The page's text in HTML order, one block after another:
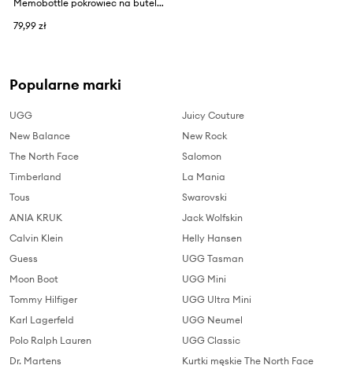
Memobottle pokrowiec na butelkę Original A7 180 ml
79,99 zł
Popularne marki
UGG
New Balance
The North Face
Timberland
Tous
ANIA KRUK
Calvin Klein
Guess
Moon Boot
Tommy Hilfiger
Karl Lagerfeld
Polo Ralph Lauren
Dr. Martens
Juicy Couture
New Rock
Salomon
La Mania
Swarovski
Jack Wolfskin
Helly Hansen
UGG Tasman
UGG Mini
UGG Ultra Mini
UGG Neumel
UGG Classic
Kurtki męskie The North Face